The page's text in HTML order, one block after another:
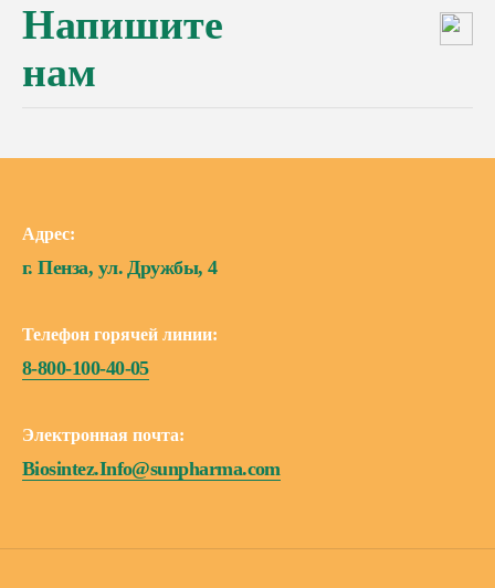
Напишите
нам
Адрес:
г. Пенза, ул. Дружбы, 4
Телефон горячей линии:
8-800-100-40-05
Электронная почта:
Biosintez.Info@sunpharma.com